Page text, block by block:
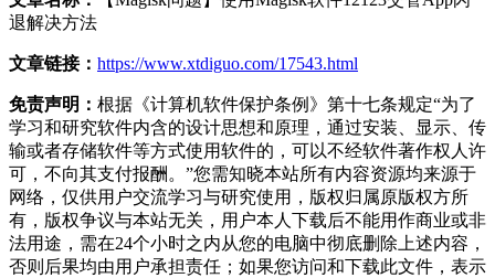
退解决方法
文章链接： https://www.xtdiguo.com/17543.html
免责声明： 根据《计算机软件保护条例》第十七条规定“为了
学习和研究软件内含的设计思想和原理，通过安装、显示、传
输或者存储软件等方式使用软件的，可以不经软件著作权人许
可，不向其支付报酬。”您需知晓本站所有内容资源均来源于
网络，仅供用户交流学习与研究使用，版权归属原版权方所
有，版权争议与本站无关，用户本人下载后不能用作商业或非
法用途，需在24个小时之内从您的电脑中彻底删除上述内容，
否则后果均由用户承担责任；如果您访问和下载此文件，表示